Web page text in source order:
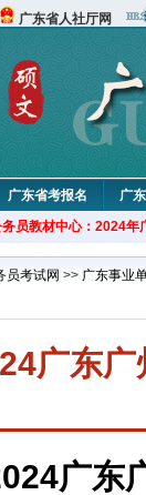
广东省人社厅网
广东省考报名 广
员教材中心：2024年
员考试网 >> 广东事业
广东
广东